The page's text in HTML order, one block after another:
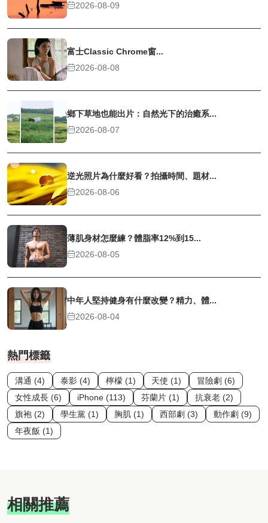
2026-08-09
富士Classic Chrome窗...
2026-08-08
鄉下草地也能出片：自然光下的治癒系...
2026-08-07
逆光照片為什麼好看？拍攝時間、題材...
2026-08-06
薄肌身材怎麼練？體脂率12%到15...
2026-08-05
中年人堅持健身有什麼改變？精力、體...
2026-08-04
熱門標籤
溝通 (4) 泰影 (4) 檸檬 (1) 天使 (1)
冒險劇 (6)
女性成長 (6)
iPhone (113) 芬蘭片 (1)
抗衰老 (2)
旗袍 (2)
學生黨 (1) 胸肌 (1) 西部劇 (3)
動作劇 (9)
年夜飯 (1)
相關推薦